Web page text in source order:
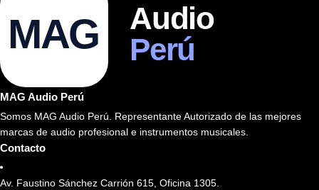
MAG
Audio
Perú
MAG Audio Perú
Somos MAG Audio Perú. Representante Autorizado de las mejores
marcas de audio profesional e instrumentos musicales.
Contacto
Av. Faustino Sánchez Carrión 615, Oficina 1305.